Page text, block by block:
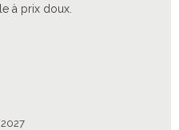
à prix doux.